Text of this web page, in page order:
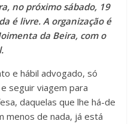
no próximo sábado, 19
é livre. A organização é
da Beira, com o
e hábil advogado, só
seguir viagem para
daquelas que lhe há-de
menos de nada, já está